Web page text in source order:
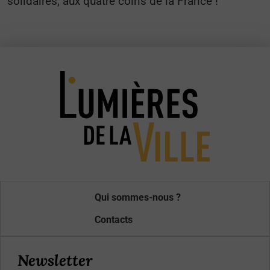
Qui sommes-nous ?
Contacts
Newsletter